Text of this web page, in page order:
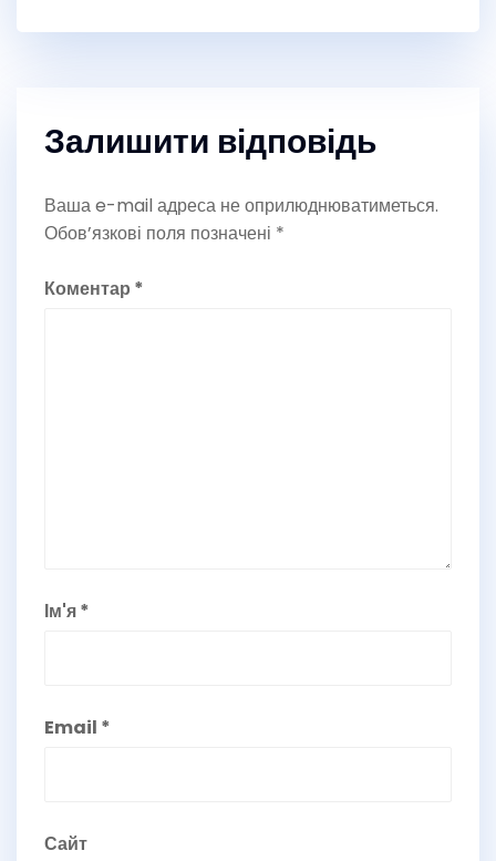
Залишити відповідь
Ваша e-mail адреса не оприлюднюватиметься.
Обов’язкові поля позначені *
Коментар *
Ім'я*
Email *
Сайт